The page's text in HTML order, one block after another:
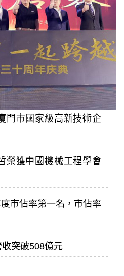
門市國家級高新技術企
榮獲中國機械工程學會
市佔率第一名，市佔率
突破508億元